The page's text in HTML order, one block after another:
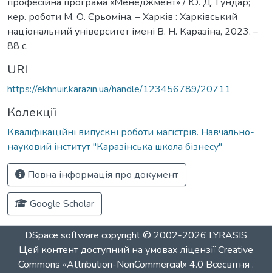
кер. роботи М. О. Єрьоміна. – Харків : Харківський
національний університет імені В. Н. Каразіна, 2023. –
88 с.
URI
https://ekhnuir.karazin.ua/handle/123456789/20711
Колекції
Кваліфікаційні випускні роботи магістрів. Навчально-
науковий інститут "Каразінська школа бізнесу"
Повна інформація про документ
Google Scholar
DSpace software copyright © 2002-2026 LYRASIS
Цей контент доступний на умовах ліцензіїCreative
Commons «Attribution-NonCommercial» 4.0 Всесвітня .